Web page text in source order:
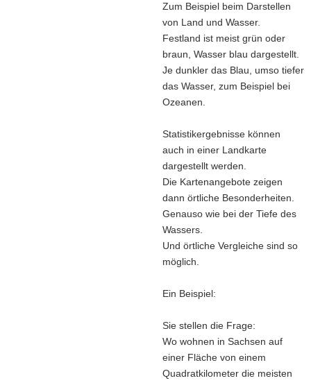
Zum Beispiel beim Darstellen
von Land und Wasser.
Festland ist meist grün oder
braun, Wasser blau dargestellt.
Je dunkler das Blau, umso tiefer
das Wasser, zum Beispiel bei
Ozeanen.
Statistikergebnisse können
auch in einer Landkarte
dargestellt werden.
Die Kartenangebote zeigen
dann örtliche Besonderheiten.
Genauso wie bei der Tiefe des
Wassers.
Und örtliche Vergleiche sind so
möglich.
Ein Beispiel:
Sie stellen die Frage:
Wo wohnen in Sachsen auf
einer Fläche von einem
Quadratkilometer die meisten